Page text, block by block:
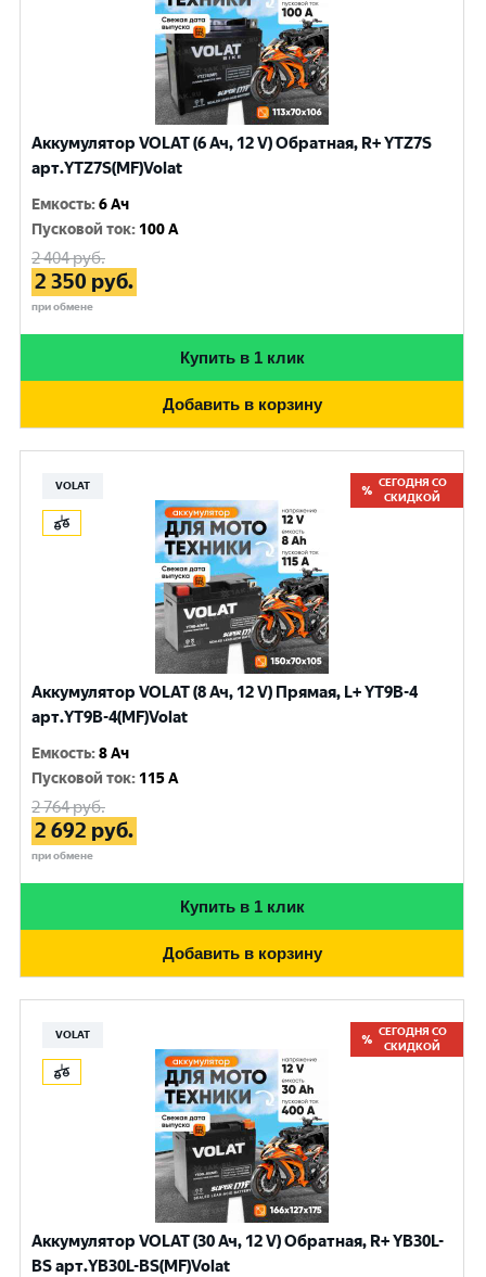
Аккумулятор VOLAT (6 Ач, 12 V) Обратная, R+ YTZ7S
арт.YTZ7S(MF)Volat
Емкость:6 Ач
Пусковой ток: 100 A
2 404руб.
2 350 руб.
при обмене
Купить в 1 клик
Добавить в корзину
VOLAT
СЕГОДНЯ СО
СКИДКОЙ
Аккумулятор VOLAT (8 Ач, 12 V) Прямая, L+ YT9B-4
арт.YT9B-4(MF)Volat
Емкость:8 Ач
Пусковой ток: 115 A
2 764руб.
2 692 руб.
при обмене
Купить в 1 клик
Добавить в корзину
VOLAT
СЕГОДНЯ СО
СКИДКОЙ
Аккумулятор VOLAT (30 Ач, 12 V) Обратная, R+ YB30L-
BS арт.YB30L-BS(MF)Volat